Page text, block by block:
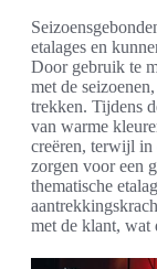
etalages en
Door gebruik te
met de
trekken. Tijdens
van warme
creëren, terwijl in
zorgen voor een
thematische
met de klant, wat